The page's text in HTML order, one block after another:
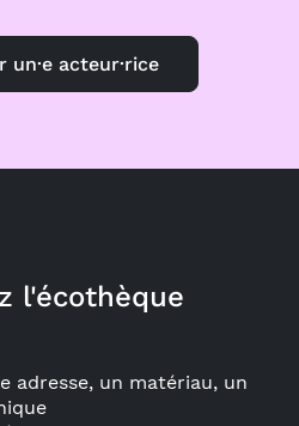
un·e acteur·rice
l'écothèque
adresse, un matériau, un